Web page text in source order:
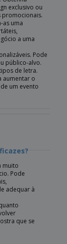
exclusivo ou
promocionais.
as uma
a uma
Pode
público-alvo.
de letra.
aumentar o
um evento
muito
Pode
adequar à
que se